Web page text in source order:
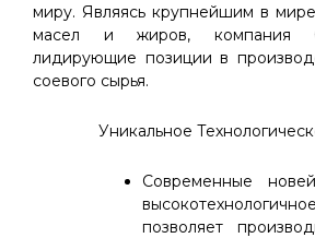
миру. Являясь крупнейшим в
масел и жиров, компания
лидирующие позиции в
соевого сырья.
Уникальное
Современные
позволяет